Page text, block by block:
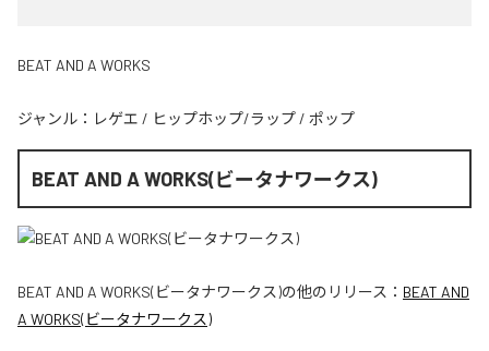
BEAT AND A WORKS
ジャンル： レゲエ / ヒップホップ/ラップ / ポップ
BEAT AND A WORKS(ビータナワークス)
BEAT AND A WORKS(ビータナワークス)の他のリリース： BEAT AND
A WORKS(ビータナワークス)